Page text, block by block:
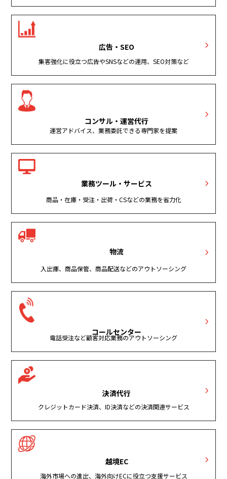
広告・SEO
集客強化に役立つ広告やSNSなどの運用、SEO対策など
コンサル・運営代行
運営アドバイス、業務委託できる専門家を提案
業務ツール・サービス
商品・在庫・受注・出荷・CSなどの業務を省力化
物流
入出庫、商品保管、商品配送などのアウトソーシング
コールセンター
電話受注など顧客対応業務のアウトソーシング
決済代行
クレジットカード決済、ID決済などの決済関連サービス
越境EC
海外市場への進出、海外向けECに役立つ支援サービス